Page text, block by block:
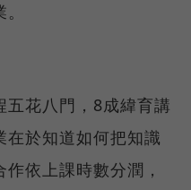
五花八門，8成緯育講
在於知道如何把知識
依上課時數分潤，